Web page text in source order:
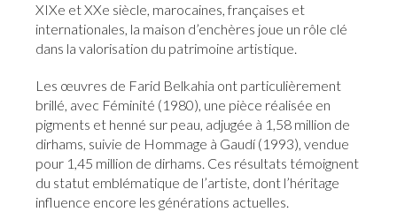
XIXe et XXe siècle, marocaines, françaises et
internationales, la maison d’enchères joue un rôle clé
dans la valorisation du patrimoine artistique.
Les œuvres de Farid Belkahia ont particulièrement
brillé, avec Féminité (1980), une pièce réalisée en
pigments et henné sur peau, adjugée à 1,58 million de
dirhams, suivie de Hommage à Gaudí (1993), vendue
pour 1,45 million de dirhams. Ces résultats témoignent
du statut emblématique de l’artiste, dont l’héritage
influence encore les générations actuelles.